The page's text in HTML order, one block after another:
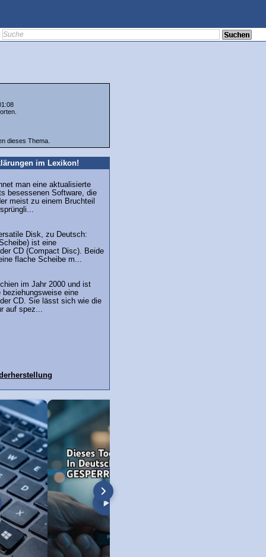
dieses Thema.
im Lexikon!
man eine aktualisierte
besessenen Software, die
meist zu einem Bruchteil
Disk, zu Deutsch:
ist eine
CD (Compact Disc). Beide
flache Scheibe m...
im Jahr 2000 und ist
eine
CD. Sie lässt sich wie die
auf spez...